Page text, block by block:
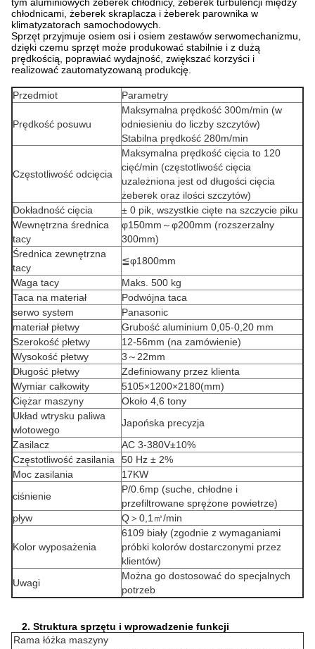
chłodnicami, żeberek skraplacza i żeberek parownika w
klimatyzatorach samochodowych.
Sprzęt przyjmuje osiem osi i osiem zestawów serwomechanizmu,
dzięki czemu sprzęt może produkować stabilnie i z dużą
prędkością, poprawiać wydajność, zwiększać korzyści i
realizować zautomatyzowaną produkcję.
Przedmiot Parametry
Prędkość posuwu
Maksymalna prędkość 300m/min (w
odniesieniu do liczby szczytów)
Stabilna prędkość 280m/min
Częstotliwość odcięcia
Maksymalna prędkość cięcia to 120
cięć/min (częstotliwość cięcia
uzależniona jest od długości cięcia
żeberek oraz ilości szczytów)
Dokładność cięcia
± 0 pik, wszystkie cięte na szczycie piku
Wewnętrzna średnica
tacy
φ150mm～φ200mm (rozszerzalny
300mm)
Średnica zewnętrzna
tacy
≦φ1800mm
Waga tacy
Maks. 500 kg
Taca na materiał
Podwójna taca
serwo system
Panasonic
materiał płetwy
Grubość aluminium 0,05-0,20 mm
Szerokość płetwy
12-56mm (na zamówienie)
Wysokość płetwy
3～22mm
Długość płetwy
Zdefiniowany przez klienta
Wymiar całkowity
5105×1200×2180(mm)
Ciężar maszyny
Około 4,6 tony
Układ wtrysku paliwa
wlotowego
Japońska precyzja
Zasilacz
AC 3-380V±10%
Częstotliwość zasilania
50 Hz ± 2%
Moc zasilania
17KW
ciśnienie
P/0.6mp (suche, chłodne i
przefiltrowane sprężone powietrze)
pływ
Q＞0,1㎥/min
Kolor wyposażenia
6109 biały (zgodnie z wymaganiami
próbki kolorów dostarczonymi przez
klientów)
Uwagi
Można go dostosować do specjalnych
potrzeb
2. Struktura sprzętu i wprowadzenie funkcji
Rama łóżka maszyny